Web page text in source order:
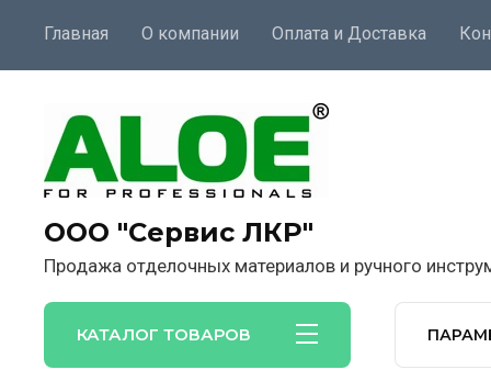
Главная О компании Оплата и Доставка
ООО "Сервис ЛКР"
Продажа отделочных материалов и ручного
КАТАЛОГ ТОВАРОВ